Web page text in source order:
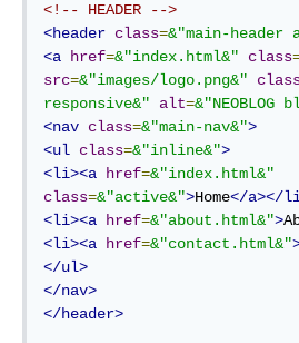
<!-- HEADER -->
<header class=&"main-header
<a href=&"index.html&" class
src=&"images/logo.png&"
responsive&"
alt=&"NEOBLOG
<nav class=&"main-nav&">
<ul class=&"inline&">
<li><a href=&"index.html&"
class=&"active&">Home</a></
<li><a href=&"about.html&">
<li><a href=&"contact.html&"
</ul>
</nav>
</header>